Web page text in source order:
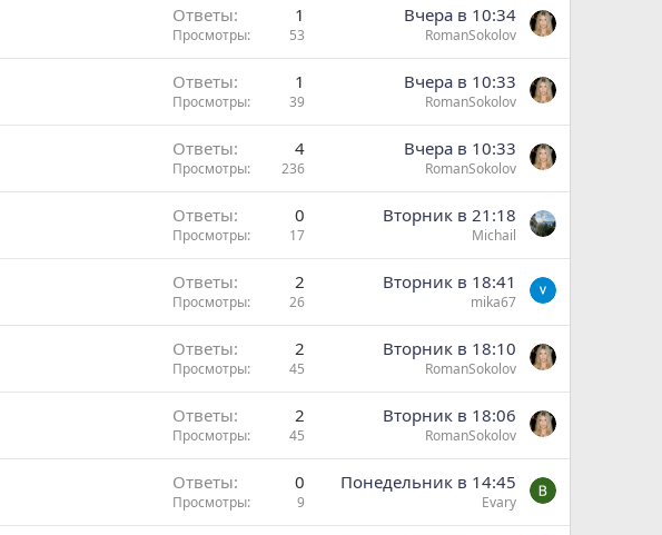
н
Ответы 1
Просмотры 53
Вчера в 10:34
RomanSokolov
Ответы 1
Просмотры 39
Вчера в 10:33
RomanSokolov
Ответы 4
Просмотры 236
Вчера в 10:33
RomanSokolov
Ответы 0
Просмотры 17
Вторник в 21:18
Michail
Ответы 2
Просмотры 26
Вторник в 18:41
mika67
Ответы 2
Просмотры 45
Вторник в 18:10
RomanSokolov
Ответы 2
Просмотры 45
Вторник в 18:06
RomanSokolov
Ответы 0
Просмотры 9
Понедельник в 14:45
Evary